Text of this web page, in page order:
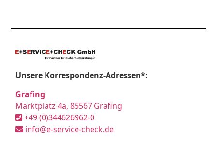
Unsere Korrespondenz-Adressen*:
Grafing
Marktplatz 4a, 85567 Grafing
+49 (0)344626962-0
info@e-service-check.de